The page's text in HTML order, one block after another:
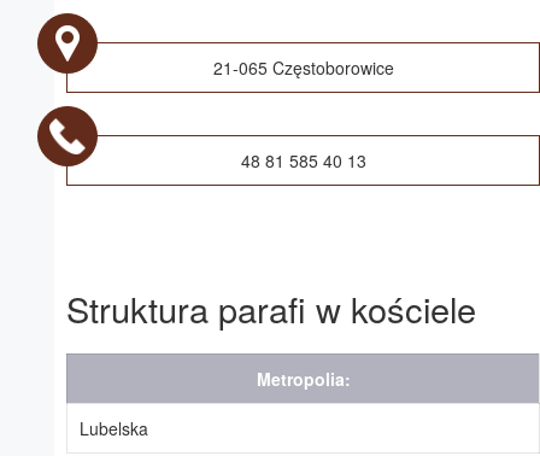
21-065 Częstoborowice
48 81 585 40 13
Struktura parafi w kościele
Metropolia:
Lubelska